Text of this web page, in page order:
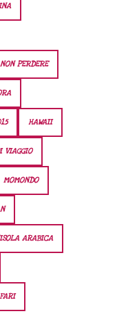
PERDERE
HAWAII
VIAGGIO
MOMONDO
ARABICA